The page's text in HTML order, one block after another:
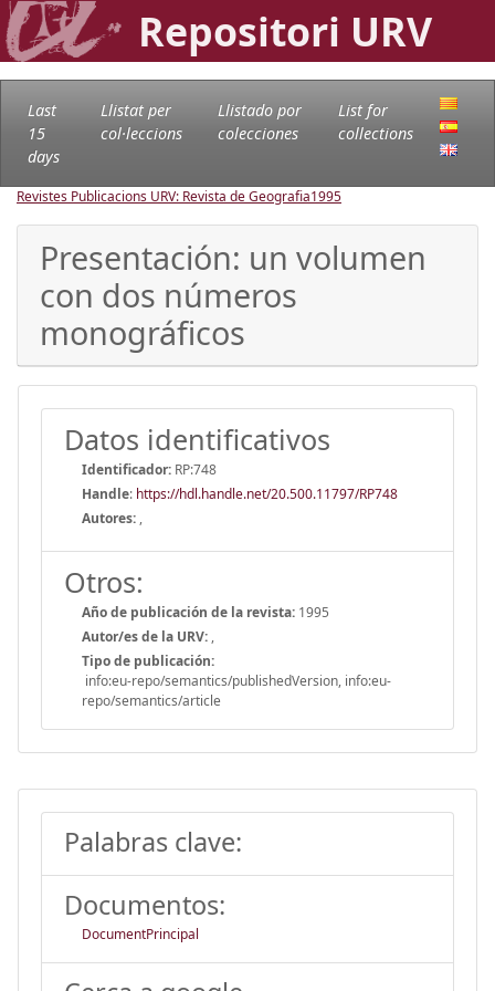
Repositori URV
Last
15
days
Llistat per
col·leccions
Llistado por
colecciones
List for
collections
Revistes Publicacions URV: Revista de Geografia1995
Presentación: un volumen
con dos números
monográficos
Datos identificativos
Identificador: RP:748
Handle: https://hdl.handle.net/20.500.11797/RP748
Autores: ,
Otros:
Año de publicación de la revista: 1995
Autor/es de la URV: ,
Tipo de publicación:
info:eu-repo/semantics/publishedVersion, info:eu-
repo/semantics/article
Palabras clave:
Documentos:
DocumentPrincipal